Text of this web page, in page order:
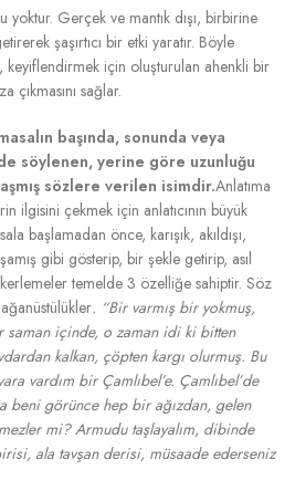
yoktur. Gerçek ve mantık dışı, birbirine
şaşırtıcı bir etki yaratır. Böyle
keyiflendirmek için oluşturulan ahenkli bir
çıkmasını sağlar.
başında, sonunda veya
söylenen, yerine göre uzunluğu
sözlere verilen isimdir.Anlatıma
ilgisini çekmek için anlatıcının büyük
başlamadan önce, karışık, akıldışı,
gibi gösterip, bir şekle getirip, asıl
temelde 3 özelliğe sahiptir. Söz
. “Bir varmış bir yokmuş,
saman içinde, o zaman idi ki bitten
kalkan, çöpten kargı olurmuş. Bu
vardım bir Çamlıbel’e. Çamlıbel’de
beni görünce hep bir ağızdan, gelen
mi? Armudu taşlayalım, dibinde
ala tavşan derisi, müsaade ederseniz